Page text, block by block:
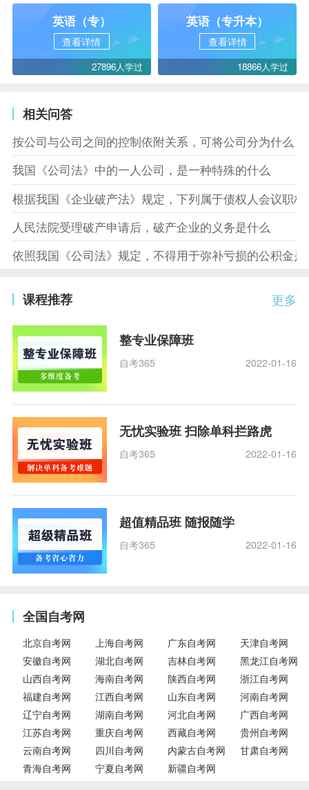
英语（专）
查看详情
27896人学过
英语（专升本）
查看详情
18866人学过
相关问答
按公司与公司之间的控制依附关系，可将公司分为什么
我国《公司法》中的一人公司，是一种特殊的什么
根据我国《企业破产法》规定，下列属于债权人会议职
人民法院受理破产申请后，破产企业的义务是什么
依照我国《公司法》规定，不得用于弥补亏损的公积金是
更多
课程推荐
整专业保障班
自考365 2022-01-16
无忧实验班 扫除单科拦路虎
自考365 2022-01-16
超值精品班 随报随学
自考365 2022-01-16
全国自考网
北京自考网 上海自考网 广东自考网
天津自考网
安徽自考网
湖北自考网 吉林自考网
黑龙江自考网
山西自考网
海南自考网 陕西自考网
浙江自考网
福建自考网
江西自考网 山东自考网
河南自考网
辽宁自考网
湖南自考网 河北自考网
广西自考网
江苏自考网
重庆自考网 西藏自考网
贵州自考网
云南自考网
四川自考网 内蒙古自考网
甘肃自考网
青海自考网
宁夏自考网 新疆自考网